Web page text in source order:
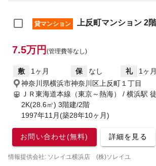
貸マンション 上反町マンション 2
7.5万円 (管理費等なし)
敷 1ヶ月 保 なし 礼
1ヶ月
神奈川県横浜市神奈川区上反町１丁目
ＪＲ東海道本線（東京～熱海） / 横浜駅
2K(28.6㎡) 3階建/2階
1997年11月(築28年10ヶ月)
お問い合わせ(無料) 詳細を見る
情報提供会社: ソレイユ横浜店 (株)ソレイユ